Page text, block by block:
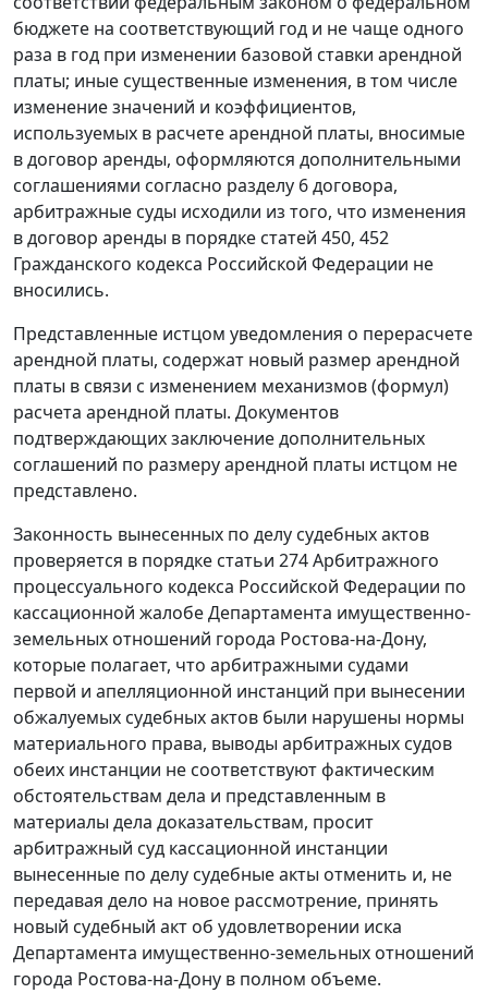
бюджете на соответствующий год и не чаще одного
раза в год при изменении базовой ставки арендной
платы; иные существенные изменения, в том числе
изменение значений и коэффициентов,
используемых в расчете арендной платы, вносимые
в договор аренды, оформляются дополнительными
соглашениями согласно разделу 6 договора,
арбитражные суды исходили из того, что изменения
в договор аренды в порядке статей 450, 452
Гражданского кодекса Российской Федерации не
вносились.
Представленные истцом уведомления о перерасчете
арендной платы, содержат новый размер арендной
платы в связи с изменением механизмов (формул)
расчета арендной платы. Документов
подтверждающих заключение дополнительных
соглашений по размеру арендной платы истцом не
представлено.
Законность вынесенных по делу судебных актов
проверяется в порядке статьи 274Арбитражного
процессуального кодекса Российской Федерации по
кассационной жалобе Департамента имущественно-
земельных отношений города Ростова-на-Дону,
которые полагает, что арбитражными судами
первой и апелляционной инстанций при вынесении
обжалуемых судебных актов были нарушены нормы
материального права, выводы арбитражных судов
обеих инстанции не соответствуют фактическим
обстоятельствам дела и представленным в
материалы дела доказательствам, просит
арбитражный суд кассационной инстанции
вынесенные по делу судебные акты отменить и, не
передавая дело на новое рассмотрение, принять
новый судебный акт об удовлетворении иска
Департамента имущественно-земельных отношений
города Ростова-на-Дону в полном объеме.